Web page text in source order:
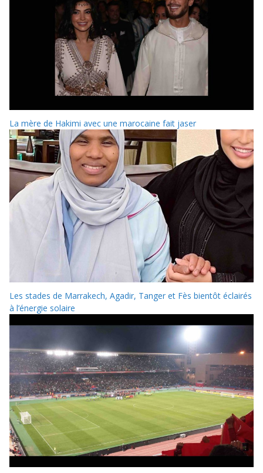
La mère de Hakimi avec une marocaine fait jaser
Les stades de Marrakech, Agadir, Tanger et Fès bientôt éclairés
à l’énergie solaire